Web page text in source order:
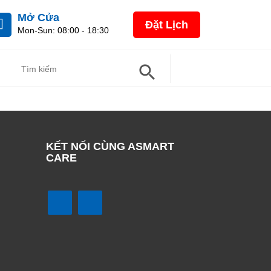
Đặt Lịch
Mở Cửa
Mon-Sun: 08:00 - 18:30
For:
KẾT NỐI CÙNG ASMART
CARE